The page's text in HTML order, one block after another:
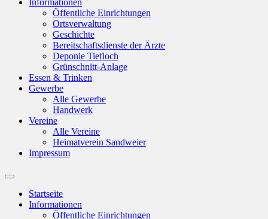
Informationen
Öffentliche Einrichtungen
Ortsverwaltung
Geschichte
Bereitschaftsdienste der Ärzte
Deponie Tiefloch
Grünschnitt-Anlage
Essen & Trinken
Gewerbe
Alle Gewerbe
Handwerk
Vereine
Alle Vereine
Heimatverein Sandweier
Impressum
Suchfeld
ein-/ausblenden
Startseite
Informationen
Öffentliche Einrichtungen